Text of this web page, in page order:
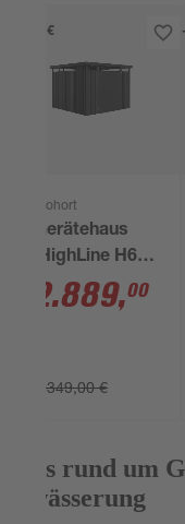
- 460 €
Biohort
Gerätehaus
'HighLine H6'
315 x 315 cm
dunkelgrau-
2.889,00
3.349,00 €
Alles rund um
Bewässerung